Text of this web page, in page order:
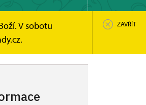
V sobotu
ZAVŘÍT